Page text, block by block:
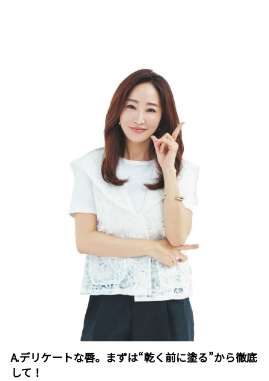
A.デリケートな唇。まずは“乾く前に塗る”から徹底
して！